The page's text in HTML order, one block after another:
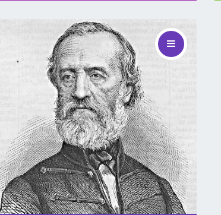
🎓 Start